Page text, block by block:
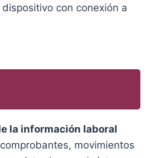
con conexión a
la información laboral
movimientos